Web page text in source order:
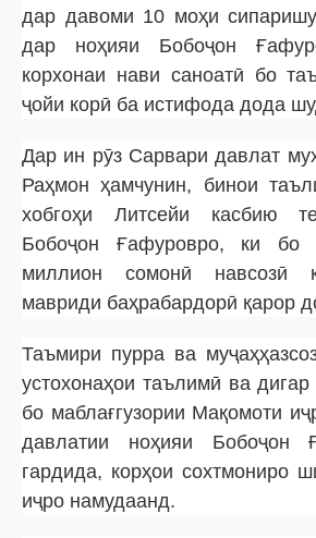
дар давоми 10 моҳи
дар ноҳияи Бобоҷон
корхонаи нави саноатӣ бо
ҷойи корӣ ба истифода дода
Дар ин рӯз Сарвари давлат
Раҳмон ҳамчунин, бинои
хобгоҳи Литсейи касбию
Бобоҷон Ғафуровро, ки бо
миллион сомонӣ навсозӣ
мавриди баҳрабардорӣ қарор
Таъмири пурра ва
устохонаҳои таълимӣ ва
бо маблағгузории Мақомоти
давлатии ноҳияи Бобоҷон
гардида, корҳои сохтмониро
иҷро намудаанд.